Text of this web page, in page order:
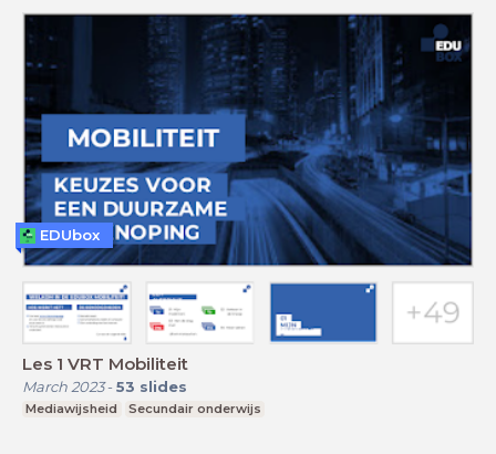
Les 1 VRT Mobiliteit
March 2023- 53 slides
Mediawijsheid Secundair onderwijs
EDUbox